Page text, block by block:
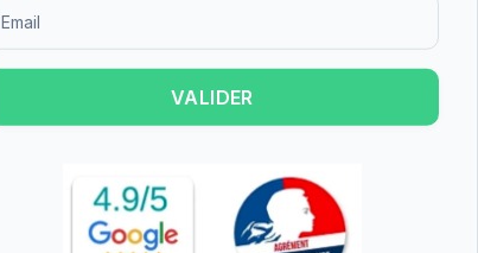
une simulation officielle, contactezl'APA de votre
du simulateur
VALIDER